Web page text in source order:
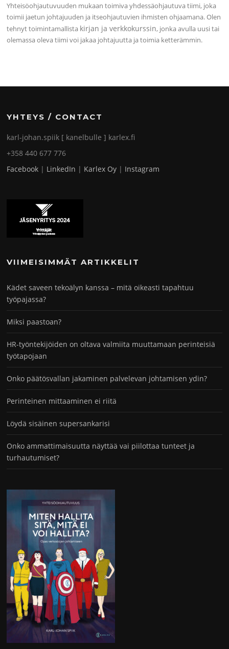
Yhteisöohjautuvuuden mukaan toimiva yhdessäohjautuva tiimi, joka
toimii jaetun johtajuuden ja itseohjautuvien ihmisten ohjaamana. Olen
tehnyt toimintamallista kirjan ja verkkokurssin, jonka avulla uusi tai
olemassa oleva tiimi voi jakaa johtajuutta ja toimia ketterämmin.
YHTEYS / CONTACT
karl-johan.spiik [ kanelbulle ] karlex.fi
+358 440 677 776
Facebook | LinkedIn | Karlex Oy | Instagram
VIIMEISIMMÄT ARTIKKELIT
Kädet saveen tekoälyn kanssa – mitä oikeasti tapahtuu
työpajassa?
Miksi paastoan?
HR-työntekijöiden on oltava valmiita muuttamaan perinteisiä
työtapojaan
Onko päätösvallan jakaminen palvelevan johtamisen ydin?
Perinteinen mittaaminen ei riitä
Löydä sisäinen supersankarisi
Onko ammattimaisuutta näyttää vai piilottaa tunteet ja
turhautumiset?